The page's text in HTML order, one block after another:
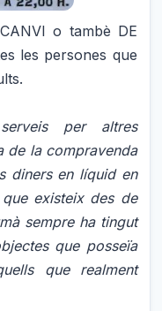
o tambè DE
les persones que
per altres
de la compravenda
diners en líquid en
existeix des de
sempre ha tingut
que posseïa
que realment